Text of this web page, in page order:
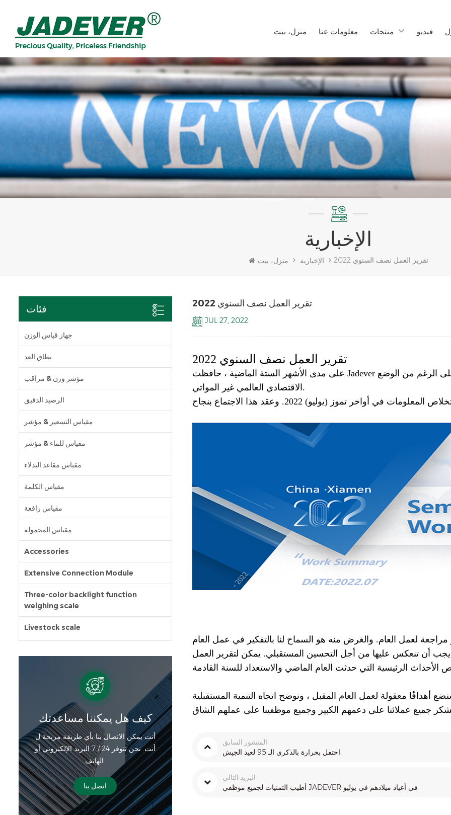
منزل، بيت معلومات عنا منتجات فيديو
الإخبارية
منزل، بيت الإخبارية 2022 تقرير العمل نصف السنوي
فئات
جهاز قياس الوزن
نطاق العد
مؤشر وزن & مراقب
الرصيد الدقيق
مقياس التسعير & مؤشر
مقياس للماء & مؤشر
مقياس مقاعد البدلاء
مقياس الكلمة
مقياس رافعة
مقياس المحمولة
Accessories
Extensive Connection Module
Three-color backlight function
weighing scale
Livestock scale
كيف هل يمكننا مساعدتك
أنت يمكن الاتصال بنا بأي طريقة مريحة ل
أنت. نحن تتوفر 24 / 7 البريد الإلكتروني أو
الهاتف.
اتصل بنا
2022 تقرير العمل نصف السنوي
JUL 27, 2022
2022 تقرير العمل نصف السنوي
على مدى الأشهر الستة الماضية ، حافظت Jadever على مسار ثابت وأداء جيد في خضم العاصفة ، على الرغم من الوضع
الاقتصادي العالمي غير المواتي.
لعمل العام. والغرض منه هو السماح لنا بالتفكير في عمل العام
أن تنعكس عليها من أجل التحسين المستقبلي. يمكن لتقرير العمل
المنشور السابق
احتفل بحرارة بالذكرى الـ 95 لعيد الجيش
البريد التالي
أطيب التمنيات لجميع موظفي JADEVER في أعياد ميلادهم في يوليو